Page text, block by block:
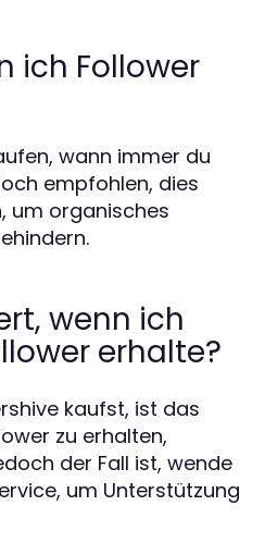
ich Follower
wann immer du
empfohlen, dies
um organisches
wenn ich
erhalte?
kaufst, ist das
zu erhalten,
der Fall ist, wende
um Unterstützung